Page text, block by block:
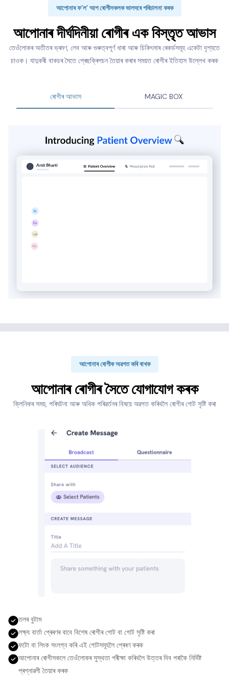
আপোনাৰ ফ’ল’ আপ ৰোগীসকলক ভালদৰে পৰিচালনা কৰক
আপোনাৰ দীৰ্ঘদিনীয়া ৰোগীৰ এক বিস্তৃত আভাস
তেওঁলোকৰ অতীতৰ ভ্ৰমণ, লেব আৰু গুৰুত্বপূৰ্ণ ধাৰা আৰু চিকিৎসাৰ ৰেকৰ্ডসমূহ একেটা দৃশ্যতে
চাওক। যাদুকৰী বাকচৰ সৈতে প্ৰেছক্ৰিপচন তৈয়াৰ কৰাৰ সময়ত ৰোগীৰ ইতিহাস উল্লেখ কৰক
ৰোগীৰ আভাস MAGIC BOX
আপোনাৰ ৰোগীক অৱগত কৰি ৰাখক
আপোনাৰ ৰোগীৰ সৈতে যোগাযোগ কৰক
ক্লিনিকৰ সময়, পৰিঘটনা আৰু অধিক পৰিৱৰ্তনৰ বিষয়ে অৱগত কৰিবলৈ ৰোগীৰ গোট সৃষ্টি কৰা
তলৰ বুটাম
লক্ষ্য বাৰ্তা প্ৰেৰণৰ বাবে বিশেষ ৰোগীৰ গোট বা গোট সৃষ্টি কৰা
ফটো বা লিংক সংলগ্ন কৰি এই গোটসমূহলৈ প্ৰেৰণ কৰক
আপোনাৰ ৰোগীসকলে তেওঁলোকৰ সুস্থতা পৰীক্ষা কৰিবলৈ উত্তৰ দিব পৰাকৈ নিৰ্দিষ্ট
প্ৰশ্নাৱলী তৈয়াৰ কৰক